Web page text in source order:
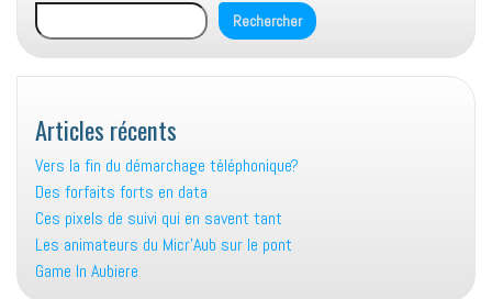
Rechercher
Articles récents
Vers la fin du démarchage téléphonique?
Des forfaits forts en data
Ces pixels de suivi qui en savent tant
Les animateurs du Micr’Aub sur le pont
Game In Aubiere